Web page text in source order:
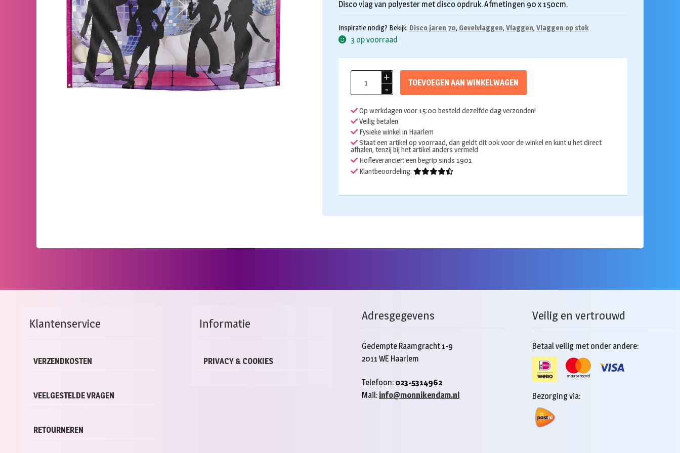
Disco vlag van polyester met disco opdruk. Afmetingen 90 x 150cm.
Inspiratie nodig? Bekijk: Disco jaren 70, Gevelvlaggen, Vlaggen, Vlaggen op stok
3 op voorraad
Disco
aantal
TOEVOEGEN AAN WINKELWAGEN
Op werkdagen voor 15:00 besteld dezelfde dag verzonden!
Veilig betalen
Fysieke winkel in Haarlem
Staat een artikel op voorraad, dan geldt dit ook voor de winkel en kunt u het direct
afhalen, tenzij bij het artikel anders vermeld
Hofleverancier: een begrip sinds 1901
Klantbeoordeling:
Klantenservice
VERZENDKOSTEN
VEELGESTELDE VRAGEN
RETOURNEREN
Informatie
PRIVACY & COOKIES
Adresgegevens
Gedempte Raamgracht 1-9
2011 WE Haarlem
Telefoon: 023-5314962
Mail: info@monnikendam.nl
Veilig en vertrouwd
Betaal veilig met onder andere:
Bezorging via: